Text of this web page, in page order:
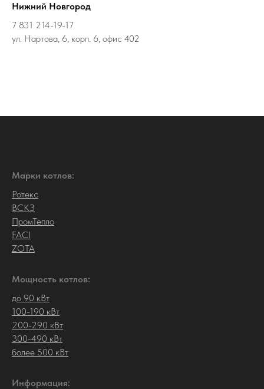
Нижний Новгород
7 831 214-19-17
ул. Нартова, 6, корп. 6, офис 402
Марки котлов:
Ротекс
ВСКЗ
ПромТепло
FACI
ZOTA
Мощность котлов:
до 90 кВт
100-190 кВт
200-290 кВт
300-490 кВт
более 500 кВт
Информация: